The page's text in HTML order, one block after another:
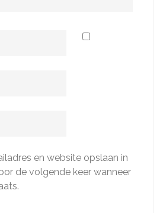
en website opslaan in
de volgende keer wanneer